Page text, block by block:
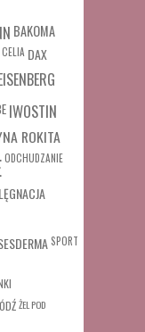
BAKOMA
CELIA DAX
IWOSTIN
ROKITA
ODCHUDZANIE
SPORT
ŻEL POD